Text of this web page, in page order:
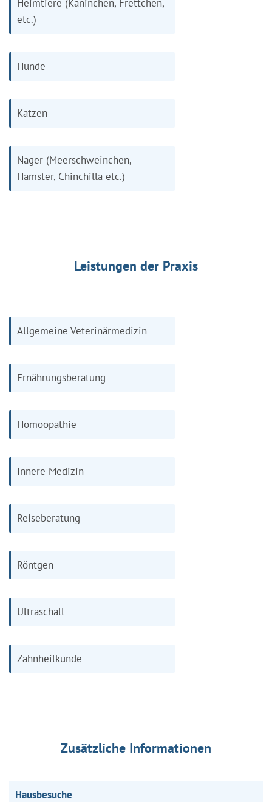
Heimtiere (Kaninchen, Frettchen,
etc.)
Hunde
Katzen
Nager (Meerschweinchen,
Hamster, Chinchilla etc.)
Leistungen der Praxis
Allgemeine Veterinärmedizin
Ernährungsberatung
Homöopathie
Innere Medizin
Reiseberatung
Röntgen
Ultraschall
Zahnheilkunde
Zusätzliche Informationen
Hausbesuche